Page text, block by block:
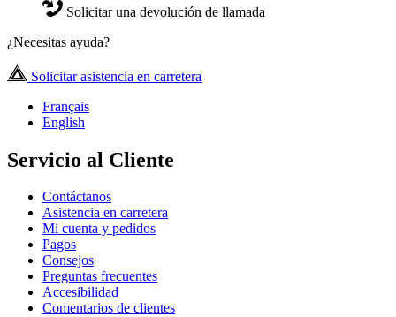
Solicitar una devolución de llamada
¿Necesitas ayuda?
Solicitar asistencia en carretera
Français
English
Servicio al Cliente
Contáctanos
Asistencia en carretera
Mi cuenta y pedidos
Pagos
Consejos
Preguntas frecuentes
Accesibilidad
Comentarios de clientes